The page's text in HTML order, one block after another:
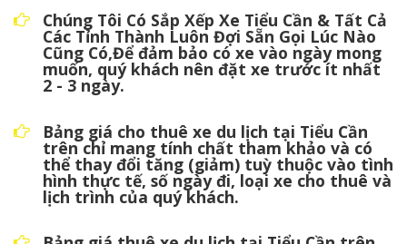
Chúng Tôi Có Sắp Xếp Xe Tiểu Cần & Tất Cả
Các Tỉnh Thành Luôn Đợi Sẵn Gọi Lúc Nào
Cũng Có,Để đảm bảo có xe vào ngày mong
muốn, quý khách nên đặt xe trước ít nhất
2 - 3 ngày.
Bảng giá cho thuê xe du lịch tại Tiểu Cần
trên chỉ mang tính chất tham khảo và có
thể thay đổi tăng (giảm) tuỳ thuộc vào tình
hình thực tế, số ngày đi, loại xe cho thuê và
lịch trình của quý khách.